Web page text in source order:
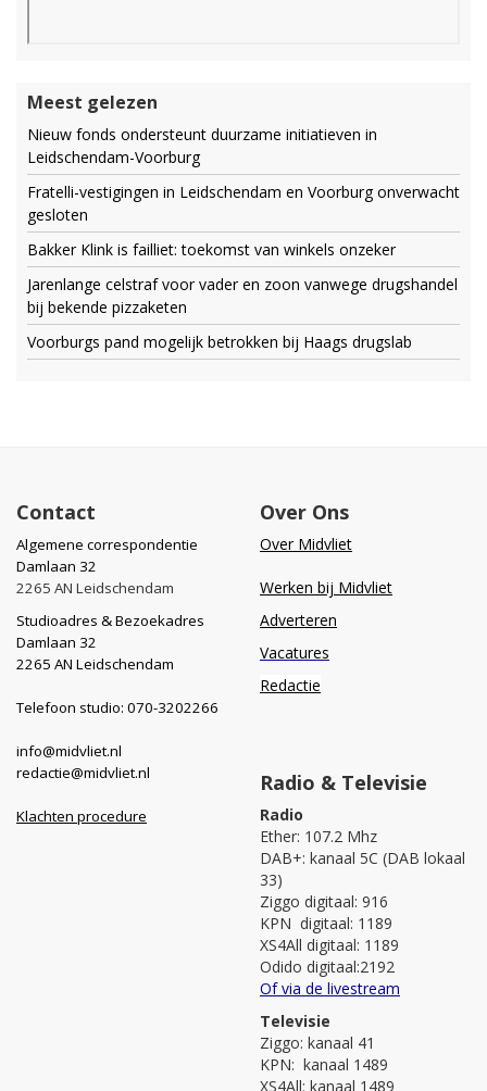
Meest gelezen
Nieuw fonds ondersteunt duurzame initiatieven in
Leidschendam-Voorburg
Fratelli-vestigingen in Leidschendam en Voorburg onverwacht
gesloten
Bakker Klink is failliet: toekomst van winkels onzeker
Jarenlange celstraf voor vader en zoon vanwege drugshandel
bij bekende pizzaketen
Voorburgs pand mogelijk betrokken bij Haags drugslab
Contact
Algemene correspondentie
Damlaan 32
2265 AN Leidschendam
Studioadres & Bezoekadres
Damlaan 32
2265 AN Leidschendam
Telefoon studio: 070-3202266
info@midvliet.nl
redactie@midvliet.nl
Klachten procedure
Over Ons
Over Midvliet
Werken bij Midvliet
Adverteren
Vacatures
Redactie
Radio & Televisie
Radio
Ether: 107.2 Mhz
DAB+: kanaal 5C (DAB lokaal
33)
Ziggo digitaal: 916
KPN digitaal: 1189
XS4All digitaal: 1189
Odido digitaal:2192
Of via de livestream
Televisie
Ziggo: kanaal 41
KPN: kanaal 1489
XS4All: kanaal 1489